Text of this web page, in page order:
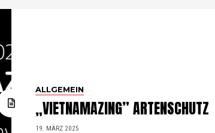
ALLGEMEIN
„VIETNAMAZING” ARTENSCHUTZ
19. MÄRZ 2025